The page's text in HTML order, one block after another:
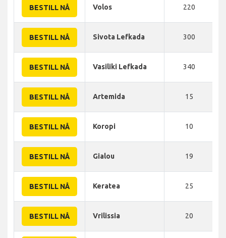
BESTILL NÅ Volos 220
BESTILL NÅ Sivota Lefkada 300
BESTILL NÅ Vasiliki Lefkada 340
BESTILL NÅ Artemida 15
BESTILL NÅ Koropi 10
BESTILL NÅ Gialou 19
BESTILL NÅ Keratea 25
BESTILL NÅ Vrilissia 20